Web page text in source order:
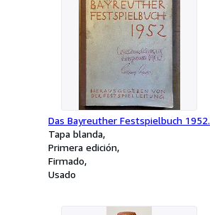
Das Bayreuther Festspielbuch 1952.
Tapa blanda
Primera edición
Firmado
Usado